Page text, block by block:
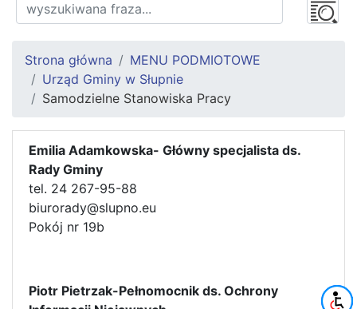
Strona główna
MENU PODMIOTOWE
Urząd Gminy w Słupnie
Samodzielne Stanowiska Pracy
Emilia Adamkowska- Główny specjalista ds.
Rady Gminy
tel. 24 267-95-88
biurorady@slupno.eu
Pokój nr 19b
Piotr Pietrzak-Pełnomocnik ds. Ochrony